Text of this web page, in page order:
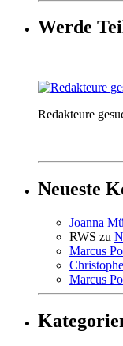
Werde
Redakteure
Neueste
Joanna
RWS zu
Marcus
Marcus